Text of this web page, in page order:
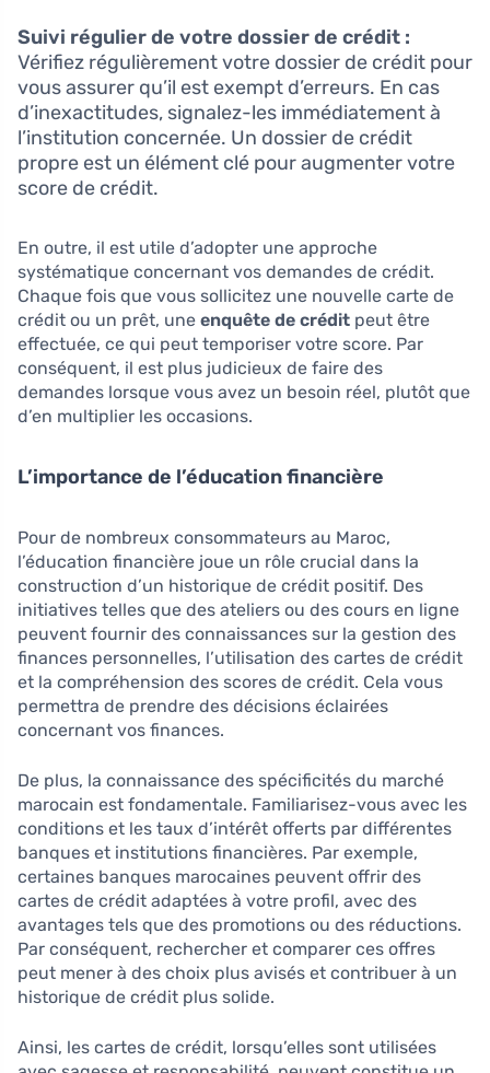
Suivi régulier de votre dossier de crédit :
Vérifiez régulièrement votre dossier de crédit pour
vous assurer qu’il est exempt d’erreurs. En cas
d’inexactitudes, signalez-les immédiatement à
l’institution concernée. Un dossier de crédit
propre est un élément clé pour augmenter votre
score de crédit.
En outre, il est utile d’adopter une approche
systématique concernant vos demandes de crédit.
Chaque fois que vous sollicitez une nouvelle carte de
crédit ou un prêt, une enquête de crédit peut être
effectuée, ce qui peut temporiser votre score. Par
conséquent, il est plus judicieux de faire des
demandes lorsque vous avez un besoin réel, plutôt que
d’en multiplier les occasions.
L’importance de l’éducation financière
Pour de nombreux consommateurs au Maroc,
l’éducation financière joue un rôle crucial dans la
construction d’un historique de crédit positif. Des
initiatives telles que des ateliers ou des cours en ligne
peuvent fournir des connaissances sur la gestion des
finances personnelles, l’utilisation des cartes de crédit
et la compréhension des scores de crédit. Cela vous
permettra de prendre des décisions éclairées
concernant vos finances.
De plus, la connaissance des spécificités du marché
marocain est fondamentale. Familiarisez-vous avec les
conditions et les taux d’intérêt offerts par différentes
banques et institutions financières. Par exemple,
certaines banques marocaines peuvent offrir des
cartes de crédit adaptées à votre profil, avec des
avantages tels que des promotions ou des réductions.
Par conséquent, rechercher et comparer ces offres
peut mener à des choix plus avisés et contribuer à un
historique de crédit plus solide.
Ainsi, les cartes de crédit, lorsqu’elles sont utilisées